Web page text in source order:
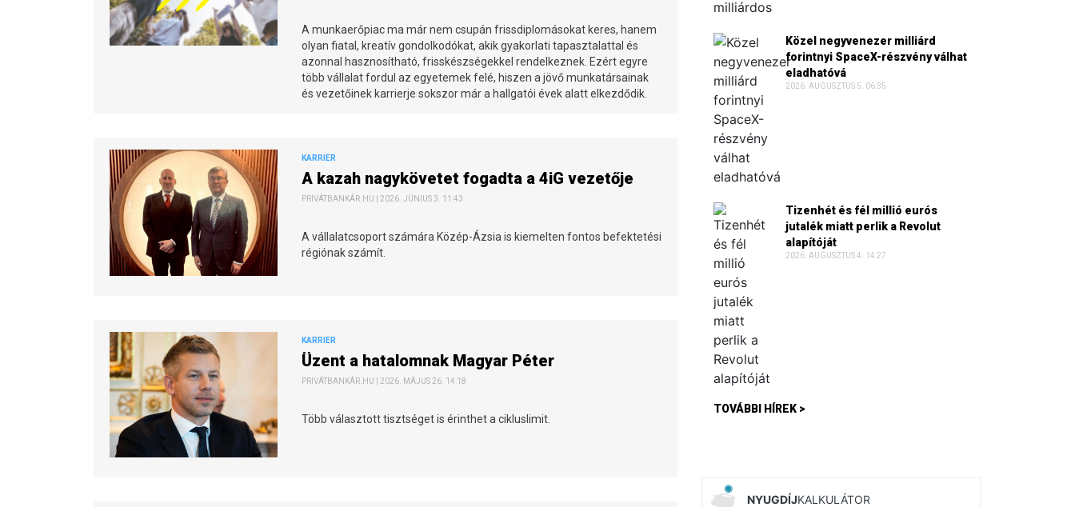
A munkaerőpiac ma már nem csupán frissdiplomásokat keres, hanem
olyan fiatal, kreatív gondolkodókat, akik gyakorlati tapasztalattal és
azonnal hasznosítható, frisskészségekkel rendelkeznek. Ezért egyre
több vállalat fordul az egyetemek felé, hiszen a jövő munkatársainak
és vezetőinek karrierje sokszor már a hallgatói évek alatt elkezdődik.
KARRIER
A kazah nagykövetet fogadta a 4iG vezetője
PRIVÁTBANKÁR.HU | 2026. JÚNIUS 3. 11:43
A vállalatcsoport számára Közép-Ázsia is kiemelten fontos befektetési
régiónak számít.
KARRIER
Üzent a hatalomnak Magyar Péter
PRIVÁTBANKÁR.HU | 2026. MÁJUS 26. 14:18
Több választott tisztséget is érinthet a cikluslimit.
Közel negyvenezer milliárd
forintnyi SpaceX-részvény válhat
eladhatóvá
2026. AUGUSZTUS 5. 06:35
Tizenhét és fél millió eurós
jutalék miatt perlik a Revolut
alapítóját
2026. AUGUSZTUS 4. 14:27
TOVÁBBI HÍREK >
NYUGDÍJKALKULÁTOR